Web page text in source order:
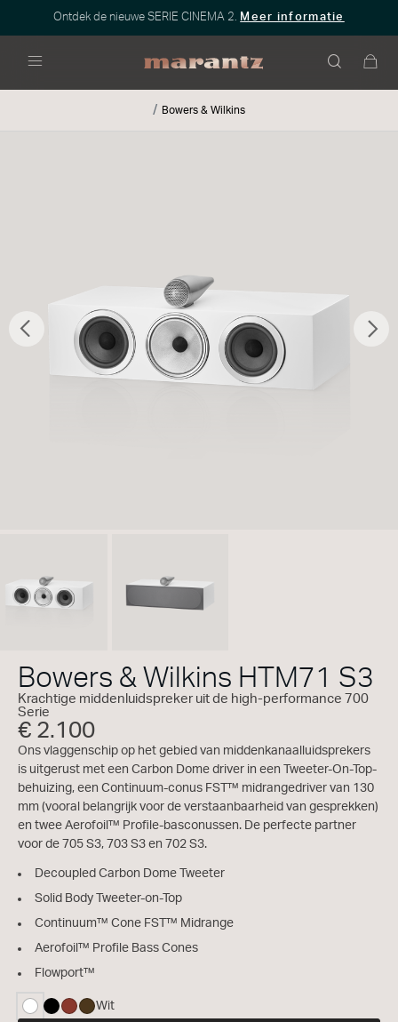
Ontdek de nieuwe SERIE CINEMA 2. Meer informatie
Bowers & Wilkins
Vorige
Bowers & Wilkins HTM71 S3
Krachtige middenluidspreker uit de high-performance 700
Serie
€ 2.100
Ons vlaggenschip op het gebied van middenkanaalluidsprekers
is uitgerust met een Carbon Dome driver in een Tweeter-On-Top-
behuizing, een Continuum-conus FST™ midrangedriver van 130
mm (vooral belangrijk voor de verstaanbaarheid van gesprekken)
en twee Aerofoil™ Profile-basconussen. De perfecte partner
voor de 705 S3, 703 S3 en 702 S3.
Decoupled Carbon Dome Tweeter
Solid Body Tweeter-on-Top
Continuum™ Cone FST™ Midrange
Aerofoil™ Profile Bass Cones
Flowport™
geselecteerd
Wit